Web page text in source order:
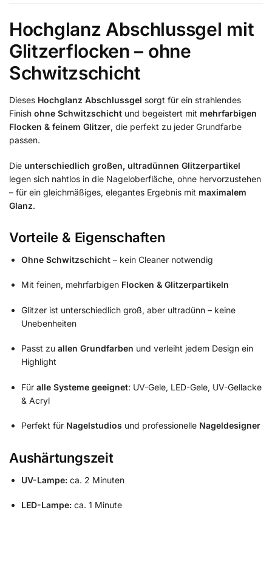
Hochglanz Abschlussgel mit
Glitzerflocken – ohne
Schwitzschicht
Dieses Hochglanz Abschlussgel sorgt für ein strahlendes
Finish ohne Schwitzschicht und begeistert mit mehrfarbigen
Flocken & feinem Glitzer, die perfekt zu jeder Grundfarbe
passen.
Die unterschiedlich großen, ultradünnen Glitzerpartikel
legen sich nahtlos in die Nageloberfläche, ohne hervorzustehen
– für ein gleichmäßiges, elegantes Ergebnis mit maximalem
Glanz.
Vorteile & Eigenschaften
Ohne Schwitzschicht – kein Cleaner notwendig
Mit feinen, mehrfarbigen Flocken & Glitzerpartikeln
Glitzer ist unterschiedlich groß, aber ultradünn – keine
Unebenheiten
Passt zu allen Grundfarben und verleiht jedem Design ein
Highlight
Für alle Systeme geeignet: UV-Gele, LED-Gele, UV-Gellacke
& Acryl
Perfekt für Nagelstudios und professionelle Nageldesigner
Aushärtungszeit
UV-Lampe: ca. 2 Minuten
LED-Lampe: ca. 1 Minute